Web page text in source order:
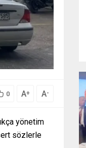
0 A+ A-
yönetim
sözlerle